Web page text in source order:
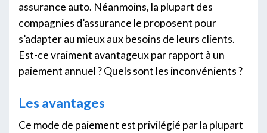
assurance auto. Néanmoins, la plupart des
compagnies d’assurance le proposent pour
s’adapter au mieux aux besoins de leurs clients.
Est-ce vraiment avantageux par rapport à un
paiement annuel ? Quels sont les inconvénients ?
Les avantages
Ce mode de paiement est privilégié par la plupart